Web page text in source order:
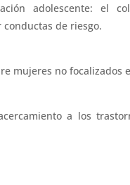
adolescente: el
de riesgo.
mujeres no focalizados
a los